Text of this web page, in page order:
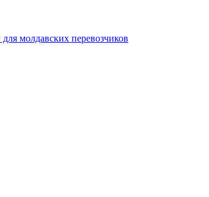
молдавских перевозчиков